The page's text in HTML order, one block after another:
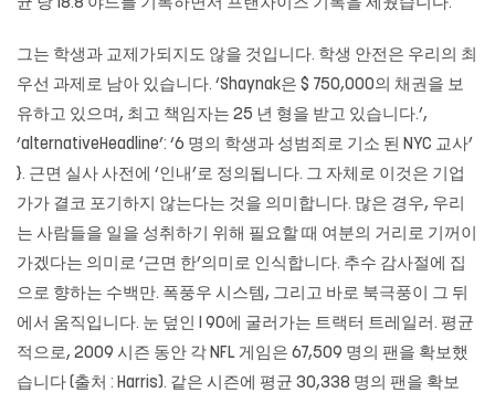
균 당 18.8 야드를 기록하면서 프랜차이즈 기록을 세웠습니다.
그는 학생과 교제가되지도 않을 것입니다. 학생 안전은 우리의 최
우선 과제로 남아 있습니다. ‘Shaynak은 $ 750,000의 채권을 보
유하고 있으며, 최고 책임자는 25 년 형을 받고 있습니다.’,
‘alternativeHeadline’: ‘6 명의 학생과 성범죄로 기소 된 NYC 교사’
}. 근면 실사 사전에 ‘인내’로 정의됩니다. 그 자체로 이것은 기업
가가 결코 포기하지 않는다는 것을 의미합니다. 많은 경우, 우리
는 사람들을 일을 성취하기 위해 필요할 때 여분의 거리로 기꺼이
가겠다는 의미로 ‘근면 한’의미로 인식합니다. 추수 감사절에 집
으로 향하는 수백만. 폭풍우 시스템, 그리고 바로 북극풍이 그 뒤
에서 움직입니다. 눈 덮인 I 90에 굴러가는 트랙터 트레일러. 평균
적으로, 2009 시즌 동안 각 NFL 게임은 67,509 명의 팬을 확보했
습니다 (출처 : Harris). 같은 시즌에 평균 30,338 명의 팬을 확보